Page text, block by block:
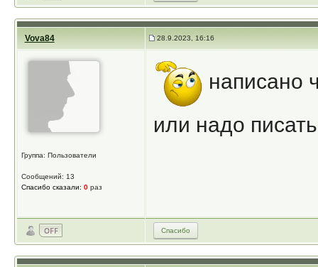
Vova84 28.9.2023, 16:16
Группа: Пользователи
Сообщений: 13
Спасибо сказали: 0раз
написано
или надо
Спасибо